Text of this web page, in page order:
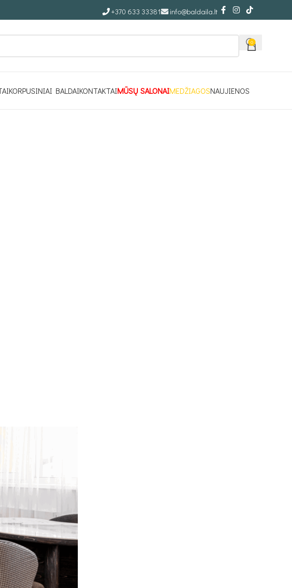
+370 633 33381 info@baldaila.lt
0
KORPUSINIAI BALDAIKONTAKTAIMŪSŲ SALONAIMEDŽIAGOSNAUJIENOS